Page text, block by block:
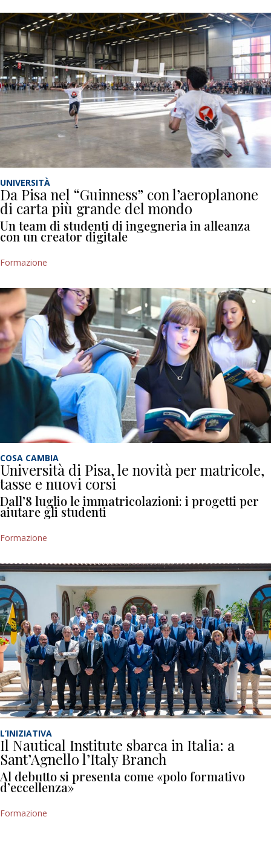
UNIVERSITÀ
Da Pisa nel “Guinness” con l’aeroplanone
di carta più grande del mondo
Un team di studenti di ingegneria in alleanza
con un creator digitale
Formazione
COSA CAMBIA
Università di Pisa, le novità per matricole,
tasse e nuovi corsi
Dall’8 luglio le immatricolazioni: i progetti per
aiutare gli studenti
Formazione
L’INIZIATIVA
Il Nautical Institute sbarca in Italia: a
Sant’Agnello l’Italy Branch
Al debutto si presenta come «polo formativo
d’eccellenza»
Formazione